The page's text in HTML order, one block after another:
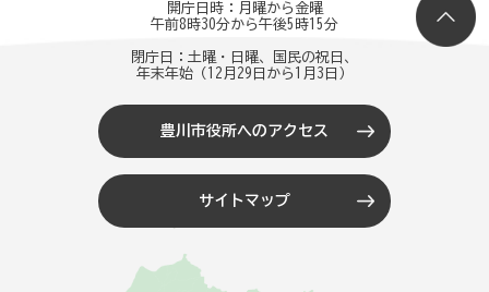
開庁日時：月曜から金曜
午前8時30分から午後5時15分
閉庁日：土曜・日曜、国民の祝日、
年末年始（12月29日から1月3日）
豊川市役所へのアクセス
サイトマップ